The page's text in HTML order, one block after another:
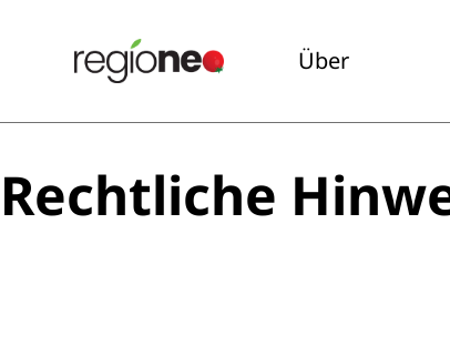
Über
Rechtliche